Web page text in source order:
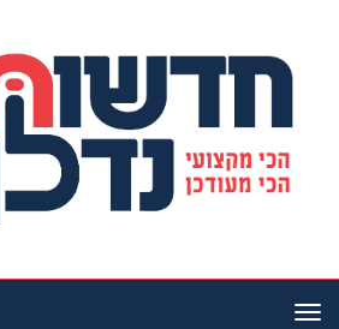
תפריט